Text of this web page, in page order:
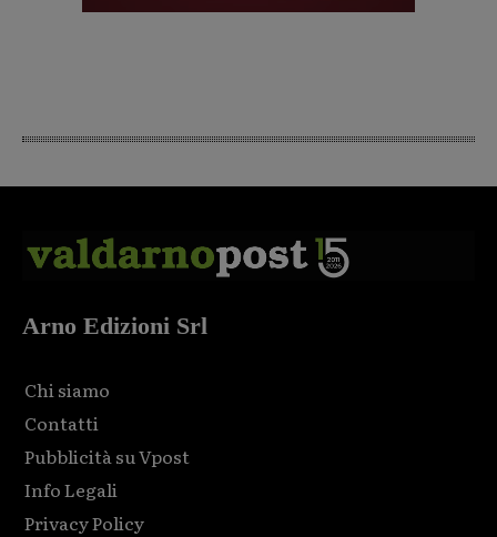
Arno Edizioni Srl
Chi siamo
Contatti
Pubblicità su Vpost
Info Legali
Privacy Policy